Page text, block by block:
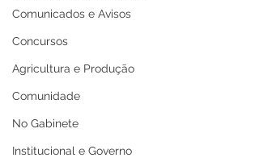
Comunicados e Avisos
Concursos
Agricultura e Produção
Comunidade
No Gabinete
Institucional e Governo